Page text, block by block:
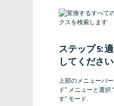
ステップ 5:
してください
上部のメニューバ
ド” メニューと選択
す” モード.